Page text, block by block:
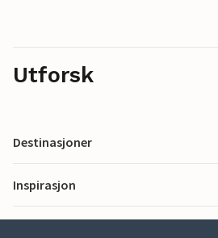
Utforsk
Destinasjoner
Inspirasjon